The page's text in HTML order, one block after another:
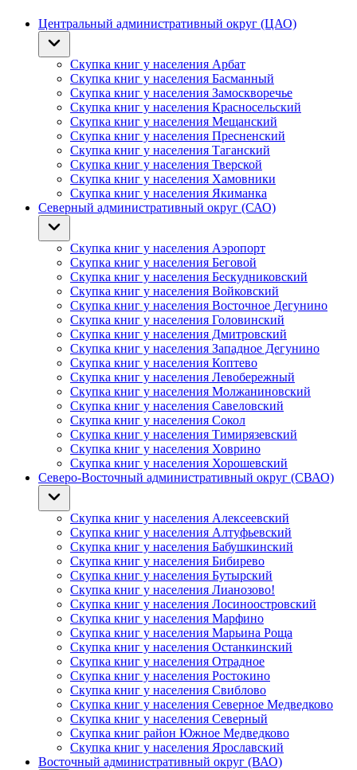
Центральный административный округ (ЦАО)
Скупка книг у населения Арбат
Скупка книг у населения Басманный
Скупка книг у населения Замоскворечье
Скупка книг у населения Красносельский
Скупка книг у населения Мещанский
Скупка книг у населения Пресненский
Скупка книг у населения Таганский
Скупка книг у населения Тверской
Скупка книг у населения Хамовники
Скупка книг у населения Якиманка
Северный административный округ (САО)
Скупка книг у населения Аэропорт
Скупка книг у населения Беговой
Скупка книг у населения Бескудниковский
Скупка книг у населения Войковский
Скупка книг у населения Восточное Дегунино
Скупка книг у населения Головинский
Скупка книг у населения Дмитровский
Скупка книг у населения Западное Дегунино
Скупка книг у населения Коптево
Скупка книг у населения Левобережный
Скупка книг у населения Молжаниновский
Скупка книг у населения Савеловский
Скупка книг у населения Сокол
Скупка книг у населения Тимирязевский
Скупка книг у населения Ховрино
Скупка книг у населения Хорошевский
Северо-Восточный административный округ (СВАО)
Скупка книг у населения Алексеевский
Скупка книг у населения Алтуфьевский
Скупка книг у населения Бабушкинский
Скупка книг у населения Бибирево
Скупка книг у населения Бутырский
Скупка книг у населения Лианозово!
Скупка книг у населения Лосиноостровский
Скупка книг у населения Марфино
Скупка книг у населения Марьина Роща
Скупка книг у населения Останкинский
Скупка книг у населения Отрадное
Скупка книг у населения Ростокино
Скупка книг у населения Свиблово
Скупка книг у населения Северное Медведково
Скупка книг у населения Северный
Скупка книг район Южное Медведково
Скупка книг у населения Ярославский
Восточный административный округ (ВАО)